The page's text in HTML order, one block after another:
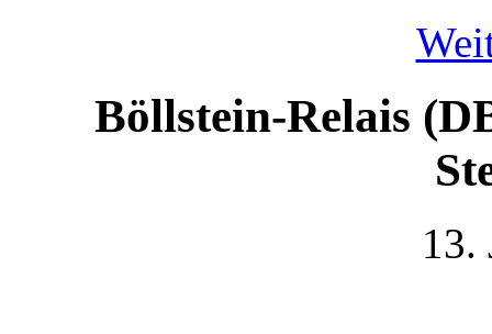
Böllstein-Relais
13.